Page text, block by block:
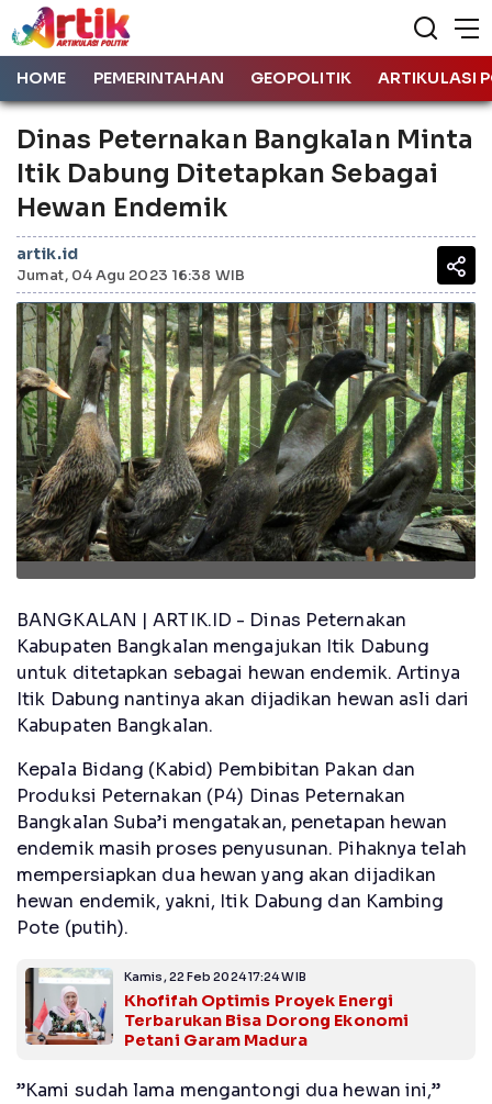
HOME PEMERINTAHAN GEOPOLITIK ARTIKULASI
Dinas Peternakan Bangkalan Minta
Itik Dabung Ditetapkan Sebagai
Hewan Endemik
artik.id
Jumat, 04 Agu 2023 16:38 WIB
BANGKALAN | ARTIK.ID - Dinas Peternakan
Kabupaten Bangkalan mengajukan Itik Dabung
untuk ditetapkan sebagai hewan endemik. Artinya
Itik Dabung nantinya akan dijadikan hewan asli dari
Kabupaten Bangkalan.
Kepala Bidang (Kabid) Pembibitan Pakan dan
Produksi Peternakan (P4) Dinas Peternakan
Bangkalan Suba’i mengatakan, penetapan hewan
endemik masih proses penyusunan. Pihaknya telah
mempersiapkan dua hewan yang akan dijadikan
hewan endemik, yakni, Itik Dabung dan Kambing
Pote (putih).
Kamis, 22 Feb 2024 17:24 WIB
Khofifah Optimis Proyek Energi
Terbarukan Bisa Dorong Ekonomi
Petani Garam Madura
”Kami sudah lama mengantongi dua hewan ini,”